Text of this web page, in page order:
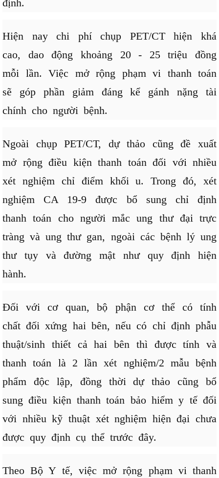
định.
Hiện nay chi phí chụp PET/CT hiện khá
cao, dao động khoảng 20 - 25 triệu đồng
mỗi lần. Việc mở rộng phạm vi thanh toán
sẽ góp phần giảm đáng kể gánh nặng tài
chính cho người bệnh.
Ngoài chụp PET/CT, dự thảo cũng đề xuất
mở rộng điều kiện thanh toán đối với nhiều
xét nghiệm chỉ điểm khối u. Trong đó, xét
nghiệm CA 19-9 được bổ sung chỉ định
thanh toán cho người mắc ung thư đại trực
tràng và ung thư gan, ngoài các bệnh lý ung
thư tụy và đường mật như quy định hiện
hành.
Đối với cơ quan, bộ phận cơ thể có tính
chất đối xứng hai bên, nếu có chỉ định phẫu
thuật/sinh thiết cả hai bên thì được tính và
thanh toán là 2 lần xét nghiệm/2 mẫu bệnh
phẩm độc lập, đồng thời dự thảo cũng bổ
sung điều kiện thanh toán bảo hiểm y tế đối
với nhiều kỹ thuật xét nghiệm hiện đại chưa
được quy định cụ thể trước đây.
Theo Bộ Y tế, việc mở rộng phạm vi thanh